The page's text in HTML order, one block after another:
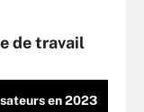
de travail
en 2023